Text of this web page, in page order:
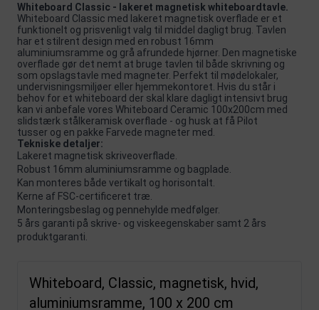
Whiteboard Classic - lakeret magnetisk whiteboardtavle.
Whiteboard Classic med lakeret magnetisk overflade er et
funktionelt og prisvenligt valg til middel dagligt brug. Tavlen
har et stilrent design med en robust 16mm
aluminiumsramme og grå afrundede hjørner. Den magnetiske
overflade gør det nemt at bruge tavlen til både skrivning og
som opslagstavle med magneter. Perfekt til mødelokaler,
undervisningsmiljøer eller hjemmekontoret. Hvis du står i
behov for et whiteboard der skal klare dagligt intensivt brug
kan vi anbefale vores Whiteboard Ceramic 100x200cm med
slidstærk stålkeramisk overflade - og husk at få Pilot
tusser og en pakke Farvede magneter med.
Tekniske detaljer:
Lakeret magnetisk skriveoverflade.
Robust 16mm aluminiumsramme og bagplade.
Kan monteres både vertikalt og horisontalt.
Kerne af FSC-certificeret træ.
Monteringsbeslag og pennehylde medfølger.
5 års garanti på skrive- og viskeegenskaber samt 2 års
produktgaranti.
Whiteboard, Classic, magnetisk, hvid,
aluminiumsramme, 100 x 200 cm